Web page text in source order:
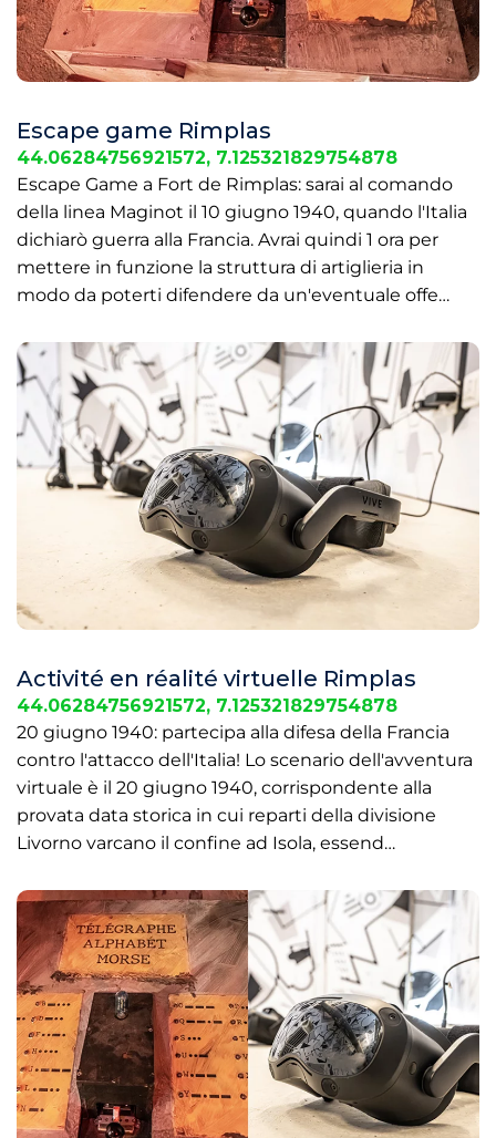
Escape game Rimplas
44.06284756921572, 7.125321829754878
Escape Game a Fort de Rimplas: sarai al comando
della linea Maginot il 10 giugno 1940, quando l'Italia
dichiarò guerra alla Francia. Avrai quindi 1 ora per
mettere in funzione la struttura di artiglieria in
modo da poterti difendere da un'eventuale offe…
Activité en réalité virtuelle Rimplas
44.06284756921572, 7.125321829754878
20 giugno 1940: partecipa alla difesa della Francia
contro l'attacco dell'Italia! Lo scenario dell'avventura
virtuale è il 20 giugno 1940, corrispondente alla
provata data storica in cui reparti della divisione
Livorno varcano il confine ad Isola, essend…